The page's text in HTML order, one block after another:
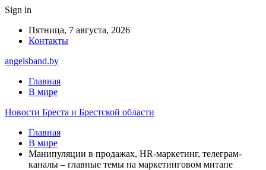
Sign in
Пятница, 7 августа, 2026
Контакты
angelsband.by
Главная
В мире
Новости Бреста и Брестской области
Главная
В мире
Манипуляции в продажах, HR-маркетинг, телеграм-
каналы – главные темы на маркетинговом митапе